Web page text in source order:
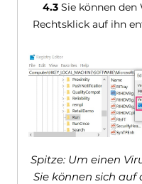
4.3 Sie können den
Rechtsklick auf ihn
Spitze: Um einen
Sie können sich